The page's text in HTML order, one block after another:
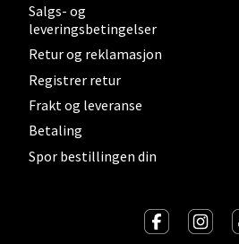
Salgs- og
leveringsbetingelser
Retur og reklamasjon
Registrer retur
Frakt og leveranse
Betaling
Spor bestillingen din
Stavanger og
Gamle Stokkavei 1, 4313
Åpent i dag 10-21